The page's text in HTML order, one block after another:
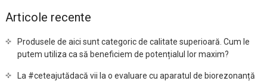
Articole recente
Produsele de aici sunt categoric de calitate superioară. Cum le
putem utiliza ca să beneficiem de potențialul lor maxim?
La #ceteajutădacă vii la o evaluare cu aparatul de biorezonanță